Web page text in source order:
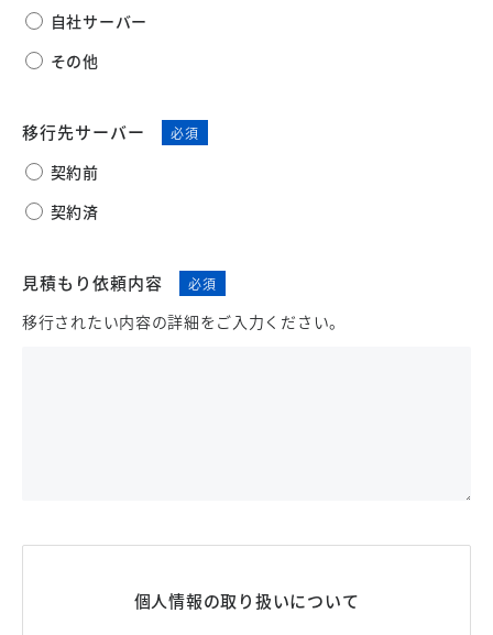
自社サーバー
その他
移行先サーバー
契約前
契約済
見積もり依頼内容
移行されたい内容の詳細をご入力ください。
個人情報の取り扱いについて